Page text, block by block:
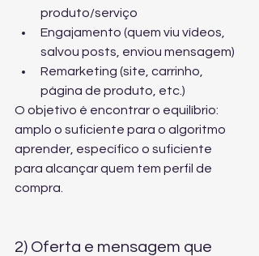
produto/serviço
Engajamento (quem viu vídeos,
salvou posts, enviou mensagem)
Remarketing (site, carrinho,
página de produto, etc.)
O objetivo é encontrar o equilíbrio:
amplo o suficiente para o algoritmo
aprender, específico o suficiente
para alcançar quem tem perfil de
compra.
2) Oferta e mensagem que